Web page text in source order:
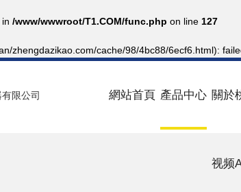
/www/wwwroot/T1.COM/func.php on line 127
zhengdazikao.com/cache/98/4bc88/6ecf6.html):
網站首頁 產品中心 關於
视频